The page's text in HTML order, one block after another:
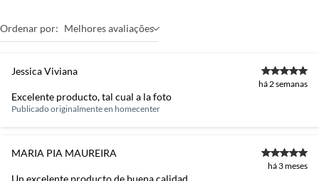
Ordenar por: Melhores avaliações
Jessica Viviana
há 2 semanas
Excelente producto, tal cual a la foto
Publicado originalmente en homecenter
MARIA PIA MAUREIRA
há 3 meses
Un excelente producto de buena calidad